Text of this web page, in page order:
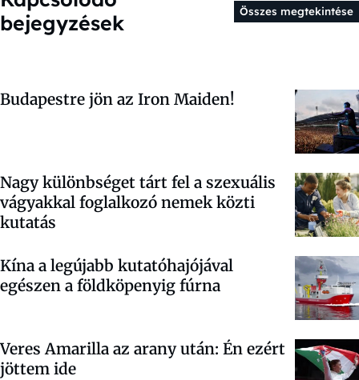
bejegyzések
Összes megtekintése
Budapestre jön az Iron Maiden!
Nagy különbséget tárt fel a szexuális
vágyakkal foglalkozó nemek közti
kutatás
Kína a legújabb kutatóhajójával
egészen a földköpenyig fúrna
Veres Amarilla az arany után: Én ezért
jöttem ide